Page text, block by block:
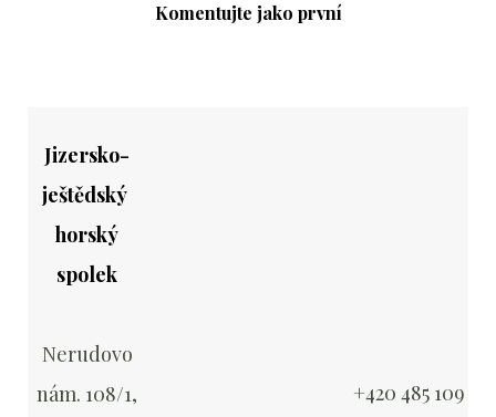
Komentujte jako první
Jizersko-
ještědský
horský
spolek
Nerudovo
nám. 108/1,
+420 485 109